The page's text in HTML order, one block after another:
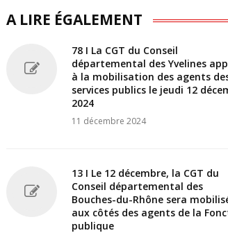
A LIRE ÉGALEMENT
78 I La CGT du Conseil
départemental des Yvelines
à la mobilisation des agents
services publics le jeudi 12
2024
11 décembre 2024
13 I Le 12 décembre, la CGT du
Conseil départemental des
Bouches-du-Rhône sera
aux côtés des agents de la
publique